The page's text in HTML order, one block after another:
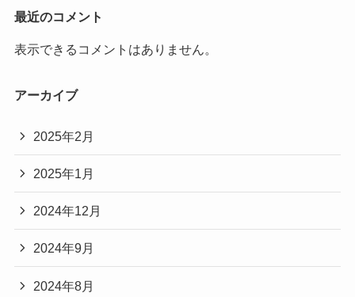
最近のコメント
表示できるコメントはありません。
アーカイブ
2025年2月
2025年1月
2024年12月
2024年9月
2024年8月